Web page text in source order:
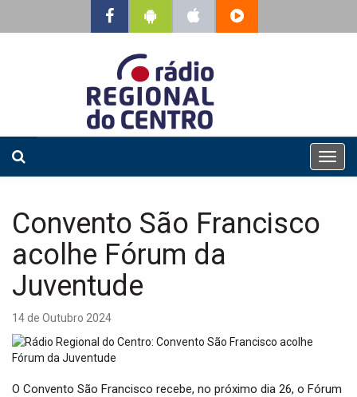
T
o
o
Convento São Francisco
acolhe Fórum da
Juventude
14 de Outubro 2024
O Convento São Francisco recebe, no próximo dia 26, o Fórum